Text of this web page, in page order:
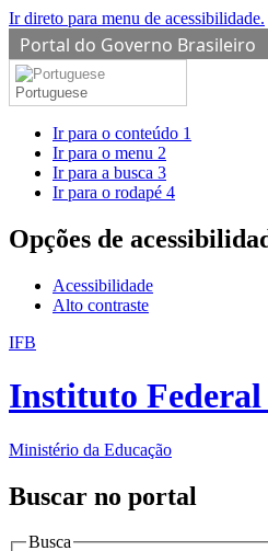
Ir direto para menu de acessibilidade.
Portal do Governo Brasileiro
Portuguese
Ir para o conteúdo 1
Ir para o menu 2
Ir para a busca 3
Ir para o rodapé 4
Opções de
Acessibilidade
Alto contraste
IFB
Instituto
Ministério da Educação
Buscar no portal
Busca